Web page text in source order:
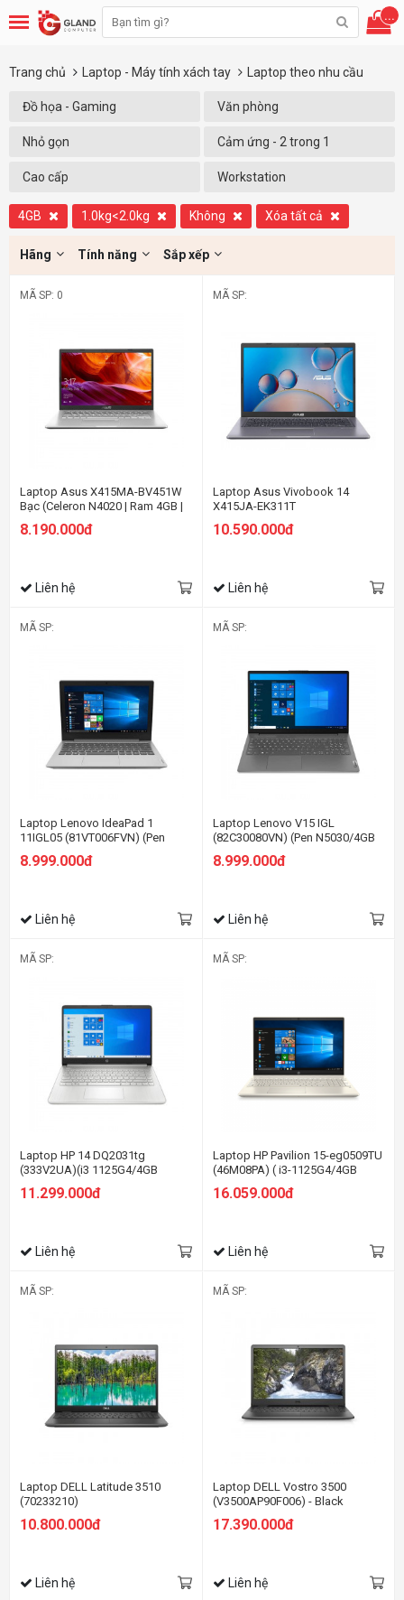
...
Trang chủ Laptop - Máy tính xách tay Laptop theo nhu cầu
Đồ họa - Gaming Văn phòng
Nhỏ gọn Cảm ứng - 2 trong 1
Cao cấp Workstation
4GB 1.0kg<2.0kg Không Xóa tất cả
Hãng Tính năng Sắp xếp
MÃ SP: 0
Laptop Asus X415MA-BV451W
Bạc (Celeron N4020 | Ram 4GB |
11)
8.190.000đ
Liên hệ
MÃ SP:
Laptop Asus Vivobook 14
X415JA-EK311T
10.590.000đ
Liên hệ
MÃ SP:
Laptop Lenovo IdeaPad 1
11IGL05 (81VT006FVN) (Pen
N5030/4GB RAM/256GB
SSD/11.6 HD/Win11/Xám)
8.999.000đ
Liên hệ
MÃ SP:
Laptop Lenovo V15 IGL
(82C30080VN) (Pen N5030/4GB
RAM/256GB SSD/15.6
HD/Dos/Xám)
8.999.000đ
Liên hệ
MÃ SP:
Laptop HP 14 DQ2031tg
(333V2UA)(i3 1125G4/4GB
FHD/Win/Bạc)
11.299.000đ
Liên hệ
MÃ SP:
Laptop HP Pavilion 15-eg0509TU
(46M08PA) ( i3-1125G4/4GB
FHD/Win10/Vàng)
16.059.000đ
Liên hệ
MÃ SP:
Laptop DELL Latitude 3510
(70233210)
10.800.000đ
Liên hệ
MÃ SP:
Laptop DELL Vostro 3500
(V3500AP90F006) - Black
17.390.000đ
Liên hệ